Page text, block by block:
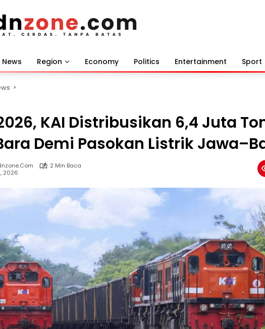
News Region Economy Politics Entertainment Sport
KAI Distribusikan 6,4 Juta
Demi Pasokan Listrik
2 Min Baca
2026